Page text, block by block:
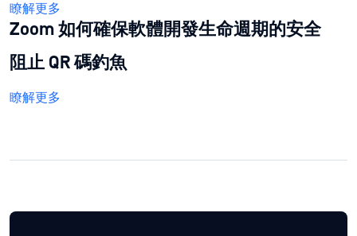
瞭解更多
Zoom 如何確保軟體開發生命週期的安全
阻止 QR 碼釣魚
瞭解更多